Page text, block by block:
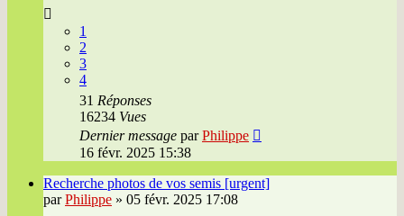
1
2
3
4
31 Réponses
16234 Vues
Dernier message parPhilippe
16 févr. 2025 15:38
Recherche photos de vos semis [urgent]
parPhilippe » 05 févr. 2025 17:08